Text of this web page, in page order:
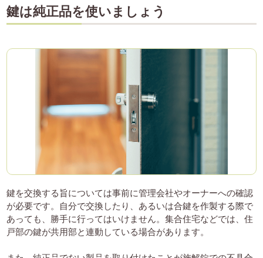
鍵は純正品を使いましょう
鍵を交換する旨については事前に管理会社やオーナーへの確認
が必要です。自分で交換したり、あるいは合鍵を作製する際で
あっても、勝手に行ってはいけません。集合住宅などでは、住
戸部の鍵が共用部と連動している場合があります。